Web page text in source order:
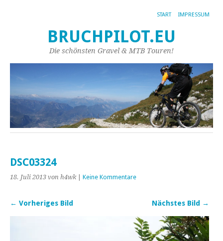
START IMPRESSUM
BRUCHPILOT.EU
Die schönsten Gravel & MTB Touren!
DSC03324
18. Juli 2013 von h4wk| Keine Kommentare
← Vorheriges Bild Nächstes Bild →